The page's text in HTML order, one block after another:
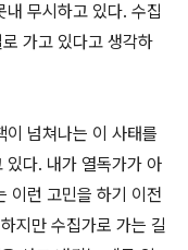
무시하고 있다. 수집
가고 있다고 생각하
이 넘쳐나는 이 사태를
있다. 내가 열독가가 아
이런 고민을 하기 이전
지만 수집가로 가는 길